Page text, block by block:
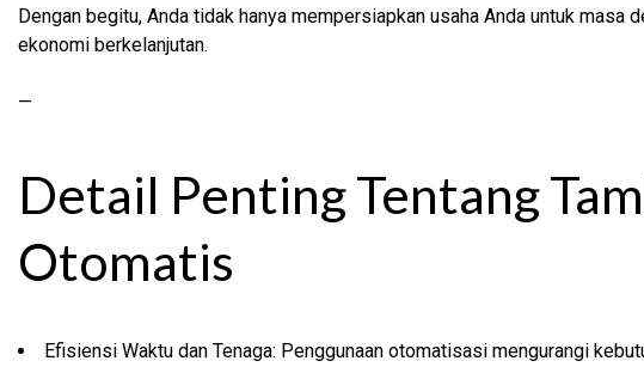
Dengan begitu, Anda tidak hanya mempersiapkan usaha Anda untuk masa
ekonomi berkelanjutan.
—
Detail Penting Tentang
Otomatis
Efisiensi Waktu dan Tenaga: Penggunaan otomatisasi mengurangi